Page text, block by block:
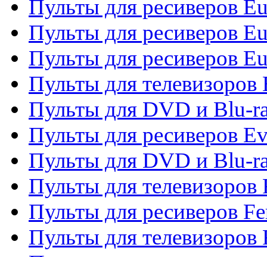
Пульты для ресиверов
Пульты для ресиверов
Пульты для ресиверов
Пульты для телевизоров
Пульты для DVD и Blu-
Пульты для ресиверов
Пульты для DVD и Blu-
Пульты для телевизоров
Пульты для ресиверов
Пульты для